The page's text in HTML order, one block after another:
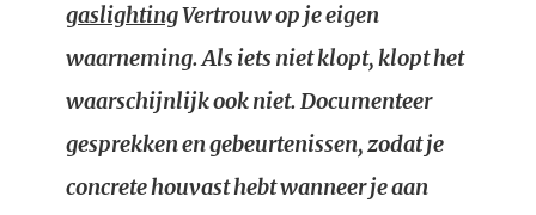
gaslightingVertrouw op je eigen
waarneming. Als iets niet klopt, klopt het
waarschijnlijk ook niet. Documenteer
gesprekken en gebeurtenissen, zodat je
concrete houvast hebt wanneer je aan